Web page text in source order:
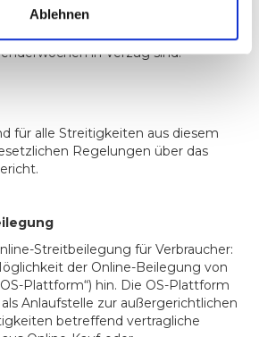
Ablehnen
Leistungen trotz einer
für die Zahlung von
in Verzug sind.
für alle Streitigkeiten aus diesem
Regelungen über das
Streitbeilegung für Verbraucher:
der Online-Beilegung von
Plattform“) hin. Die OS-Plattform
Anlaufstelle zur außergerichtlichen
betreffend vertragliche